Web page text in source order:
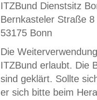
ITZBund Dienstsitz
Bernkasteler Straße 8
53175 Bonn
Die
ITZBund erlaubt. Die
sind geklärt. Sollte
er sich bitte beim